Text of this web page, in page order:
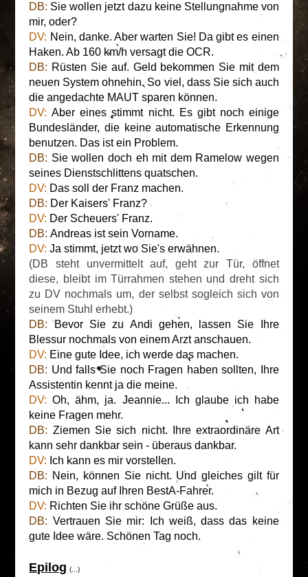
DB: Sie wollen jetzt dazu keine Stellungnahme von
mir, oder?
DV: Nein, danke. Aber warten Sie! Da gibt es einen
Haken. Ab 160 km/h versagt die OCR.
DB: Rüsten Sie auf. Geld bekommen Sie mit dem
neuen System ohnehin. So viel, dass Sie sich auch
die angedachte MAUT sparen können.
DV: Aber eines stimmt nicht. Es gibt noch einige
Bundesländer, die keine automatische Erkennung
benutzen. Das ist ein Problem.
DB: Sie wollen doch eh mit dem Ramelow wegen
seines Dienstschlittens quatschen.
DV: Das soll der Franz machen.
DB: Der Kaisers' Franz?
DV: Der Scheuers' Franz.
DB: Andreas ist sein Vorname.
DV: Ja stimmt, jetzt wo Sie's erwähnen.
(DB steht unvermittelt auf, geht zur Tür, öffnet
diese, bleibt im Türrahmen stehen und dreht sich
zu DV nochmals um, der selbst sogleich sich von
seinem Stuhl erhebt.)
DB: Bevor Sie zu Andi gehen, lassen Sie Ihre
Blessur nochmals von einem Arzt anschauen.
DV: Eine gute Idee, ich werde das machen.
DB: Und falls Sie noch Fragen haben sollten, Ihre
Assistentin kennt ja die meine.
DV: Oh, ähm, ja. Jeannie... Ich glaube ich habe
keine Fragen mehr.
DB: Ziemen Sie sich nicht. Ihre extraordinäre Art
kann sehr dankbar sein - überaus dankbar.
DV: Ich kann es mir vorstellen.
DB: Nein, können Sie nicht. Und gleiches gilt für
mich in Bezug auf Ihren BestA-Fahrer.
DV: Richten Sie ihr schöne Grüße aus.
DB: Vertrauen Sie mir: Ich weiß, dass das keine
gute Idee wäre. Schönen Tag noch.
Epilog (...)